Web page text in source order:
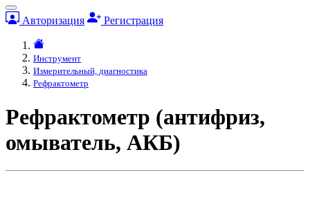
Авторизация Регистрация
Инструмент
Измерительный, диагностика
Рефрактометр
Рефрактометр (антифриз,
омыватель, АКБ)